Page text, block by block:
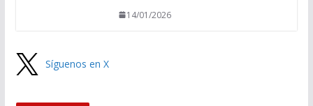
14/01/2026
Síguenos en X